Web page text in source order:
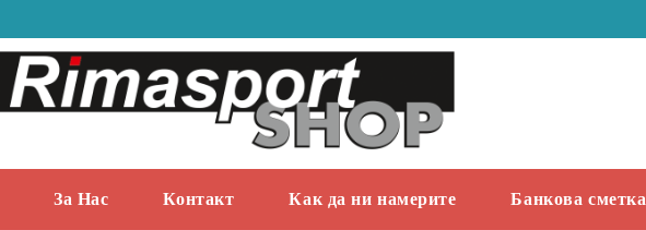
За Нас Контакт Как да ни намерите Банкова сметка